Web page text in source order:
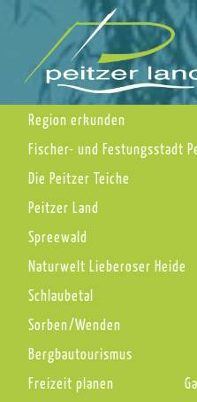
Region erkunden
Fischer- und Festungsstadt
Die Peitzer Teiche
Peitzer Land
Spreewald
Naturwelt Lieberoser Heide
Schlaubetal
Sorben/Wenden
Bergbautourismus
Freizeit planen